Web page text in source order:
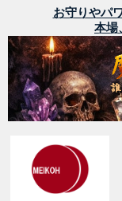
お守りやパ
本場